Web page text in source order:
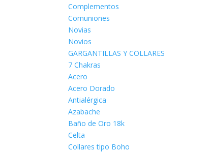
Complementos
Comuniones
Novias
Novios
GARGANTILLAS Y COLLARES
7 Chakras
Acero
Acero Dorado
Antialérgica
Azabache
Baño de Oro 18k
Celta
Collares tipo Boho